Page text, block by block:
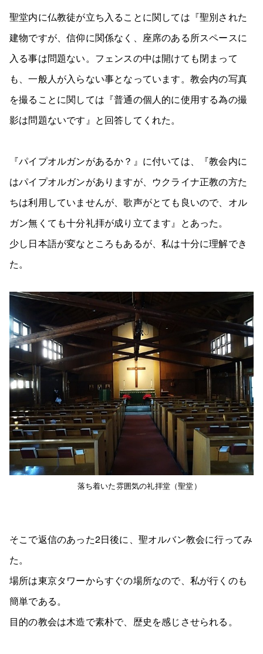
聖堂内に仏教徒が立ち入ることに関しては『聖別された
建物ですが、信仰に関係なく、座席のある所スペースに
入る事は問題ない。フェンスの中は開けても閉まって
も、一般人が入らない事となっています。教会内の写真
を撮ることに関しては『普通の個人的に使用する為の撮
影は問題ないです』と回答してくれた。
『パイプオルガンがあるか？』に付いては、『教会内に
はパイプオルガンがありますが、ウクライナ正教の方た
ちは利用していませんが、歌声がとても良いので、オル
ガン無くても十分礼拝が成り立てます』とあった。
少し日本語が変なところもあるが、私は十分に理解でき
た。
落ち着いた雰囲気の礼拝堂（聖堂）
そこで返信のあった2日後に、聖オルバン教会に行ってみ
た。
場所は東京タワーからすぐの場所なので、私が行くのも
簡単である。
目的の教会は木造で素朴で、歴史を感じさせられる。